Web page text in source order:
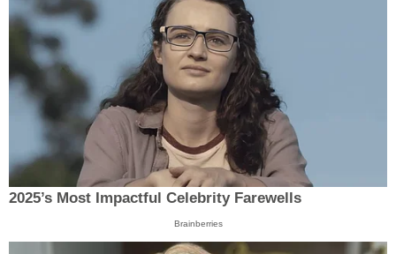
2025’s Most Impactful Celebrity Farewells
Brainberries